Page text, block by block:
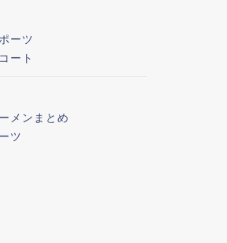
ーツ
ート
メンまとめ
ツ